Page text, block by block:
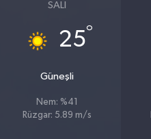
SALI
25°
Güneşli
Nem: %41
Rüzgar: 5.89 m/s